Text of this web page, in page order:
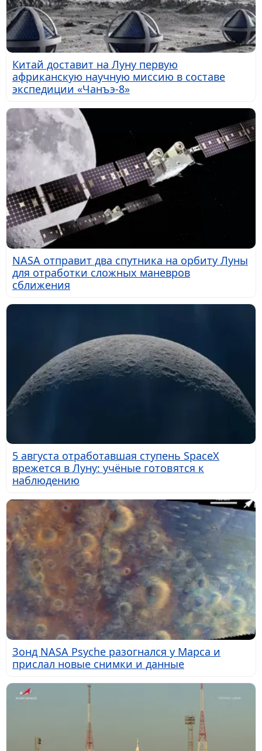
Китай доставит на Луну первую
африканскую научную миссию в составе
экспедиции «Чанъэ-8»
NASA отправит два спутника на орбиту Луны
для отработки сложных маневров
сближения
5 августа отработавшая ступень SpaceX
врежется в Луну: учёные готовятся к
наблюдению
Зонд NASA Psyche разогнался у Марса и
прислал новые снимки и данные